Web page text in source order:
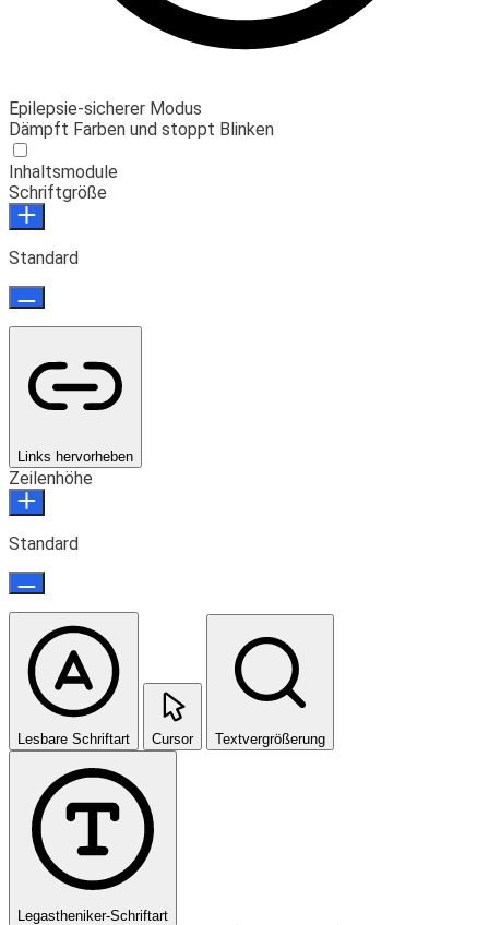
Epilepsie-sicherer Modus
Dämpft Farben und stoppt Blinken
Inhaltsmodule
Schriftgröße
Standard
Links hervorheben
Zeilenhöhe
Standard
Lesbare Schriftart Cursor Textvergrößerung
Legastheniker-Schriftart